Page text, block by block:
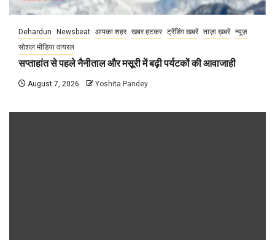
Dehardun Newsbeat आपका शहर खबर हटकर ट्रेंडिंग खबरें ताज़ा ख़बरें न्यूज़
सोशल मीडिया वायरल
सप्ताहांत से पहले नैनीताल और मसूरी में बढ़ी पर्यटकों की आवाजाही
August 7, 2026 Yoshita Pandey